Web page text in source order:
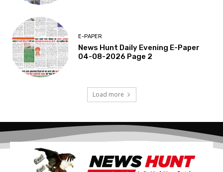
E-PAPER
News Hunt Daily Evening E-Paper
04-08-2026 Page 2
Load more